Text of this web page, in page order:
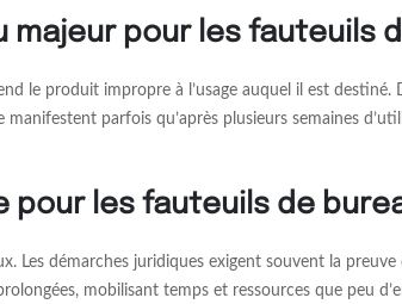
pour les fauteuils
le produit impropre à l’usage auquel il est
parfois qu’après plusieurs semaines
pour les fauteuils de
démarches juridiques exigent souvent la
mobilisant temps et ressources que peu